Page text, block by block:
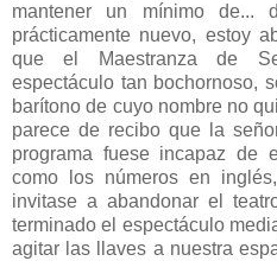
mantener un mínimo de...
prácticamente nuevo, estoy
que el Maestranza de
espectáculo tan bochornoso,
barítono de cuyo nombre no
parece de recibo que la
programa fuese incapaz de
como los números en
invitase a abandonar el
terminado el espectáculo
agitar las llaves a nuestra